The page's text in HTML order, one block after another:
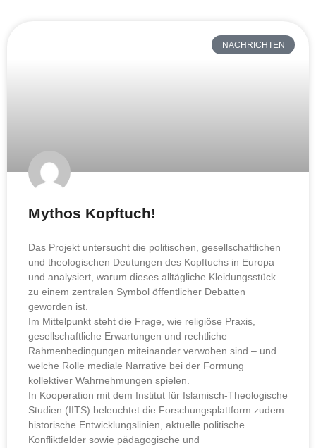
NACHRICHTEN
Mythos Kopftuch!
Das Projekt untersucht die politischen, gesellschaftlichen
und theologischen Deutungen des Kopftuchs in Europa
und analysiert, warum dieses alltägliche Kleidungsstück
zu einem zentralen Symbol öffentlicher Debatten
geworden ist.
Im Mittelpunkt steht die Frage, wie religiöse Praxis,
gesellschaftliche Erwartungen und rechtliche
Rahmenbedingungen miteinander verwoben sind – und
welche Rolle mediale Narrative bei der Formung
kollektiver Wahrnehmungen spielen.
In Kooperation mit dem Institut für Islamisch-Theologische
Studien (IITS) beleuchtet die Forschungsplattform zudem
historische Entwicklungslinien, aktuelle politische
Konfliktfelder sowie pädagogische und